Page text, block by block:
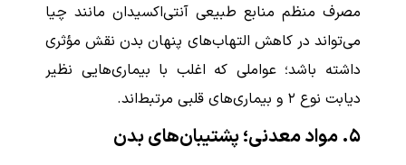
مصرف منظم منابع طبیعی آنتی‌اکسیدان مانند چیا
می‌تواند در کاهش التهاب‌های پنهان بدن نقش مؤثری
داشته باشد؛ عواملی که اغلب با بیماری‌هایی نظیر
دیابت نوع ۲ و بیماری‌های قلبی مرتبط‌اند.
۵. مواد معدنی؛ پشتیبان‌های بدن